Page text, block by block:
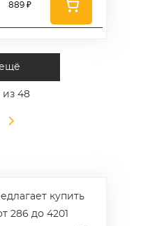
889 ₽
ещё
из 48
купить
286 до 4201